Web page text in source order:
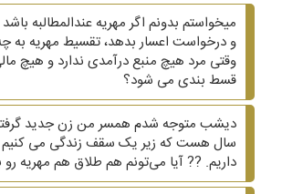
میخواستم بدونم اگر مهریه عندالمطالبه
و درخواست اعسار بدهد، تقسیط مهریه
وقتی مرد هیچ منبع درآمدی ندارد و هیچ
قسط بندی می شود؟
سال هست که زیر یک سقف زندگی می کنیم
داریم. ?? آیا می‌تونم هم طلاق هم مهریه رو